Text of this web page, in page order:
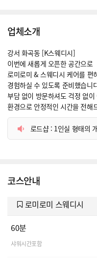
업체소개
강서 화곡동 [K스웨디시]
이번에 새롭게 오픈한 공간으로
로미로미 & 스웨디시 케어를 편
경험하실 수 있도록 준비했습니
부담 없이 방문하셔도 걱정 없
환경으로 안정적인 시간을 전해
로드샵 : 1인실 형태의
코스안내
로미로미 스웨디시
60분
샤워시간포함